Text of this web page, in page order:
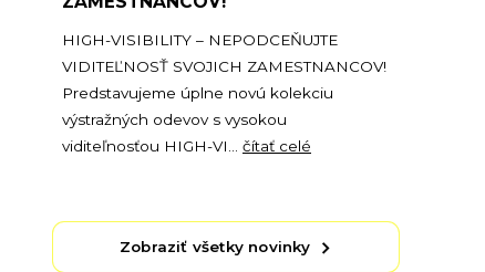
HIGH-VISIBILITY – NEPODCEŇUJTE
VIDITEĽNOSŤ SVOJICH ZAMESTNANCOV!
Predstavujeme úplne novú kolekciu
výstražných odevov s vysokou
viditeľnosťou HIGH-VI... čítať celé
Zobraziť všetky novinky